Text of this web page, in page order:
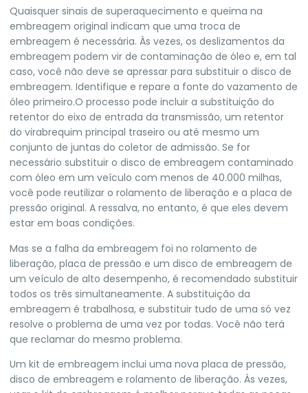
Quaisquer sinais de superaquecimento e queima na
embreagem original indicam que uma troca de
embreagem é necessária. Às vezes, os deslizamentos da
embreagem podem vir de contaminação de óleo e, em tal
caso, você não deve se apressar para substituir o disco de
embreagem. Identifique e repare a fonte do vazamento de
óleo primeiro.O processo pode incluir a substituição do
retentor do eixo de entrada da transmissão, um retentor
do virabrequim principal traseiro ou até mesmo um
conjunto de juntas do coletor de admissão. Se for
necessário substituir o disco de embreagem contaminado
com óleo em um veículo com menos de 40.000 milhas,
você pode reutilizar o rolamento de liberação e a placa de
pressão original. A ressalva, no entanto, é que eles devem
estar em boas condições.
Mas se a falha da embreagem foi no rolamento de
liberação, placa de pressão e um disco de embreagem de
um veículo de alto desempenho, é recomendado substituir
todos os três simultaneamente. A substituição da
embreagem é trabalhosa, e substituir tudo de uma só vez
resolve o problema de uma vez por todas. Você não terá
que reclamar do mesmo problema.
Um kit de embreagem inclui uma nova placa de pressão,
disco de embreagem e rolamento de liberação. Às vezes,